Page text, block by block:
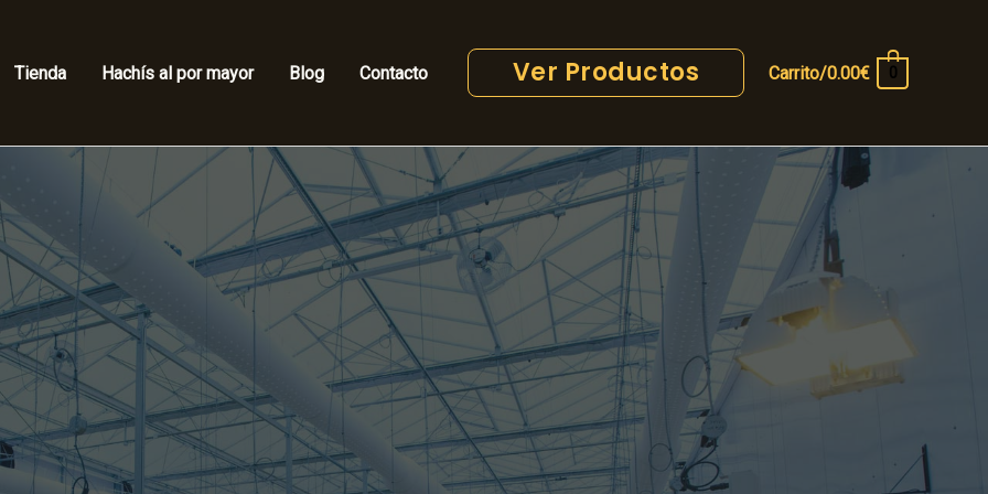
Tienda Hachís al por mayor Blog Contacto Ver Productos Carrito/0.00€ 0